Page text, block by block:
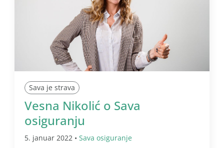
Sava je strava
Vesna Nikolić o Sava
osiguranju
5. januar 2022 • Sava osiguranje